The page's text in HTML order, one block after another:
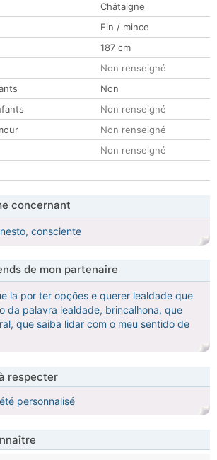
Châtaigne
Fin / mince
187 cm
Non renseigné
Non
Non renseigné
Non renseigné
Non renseigné
concernant
consciente
de mon partenaire
la por ter opções e querer lealdade que
da palavra lealdade, brincalhona, que
que saiba lidar com o meu sentido de
respecter
personnalisé